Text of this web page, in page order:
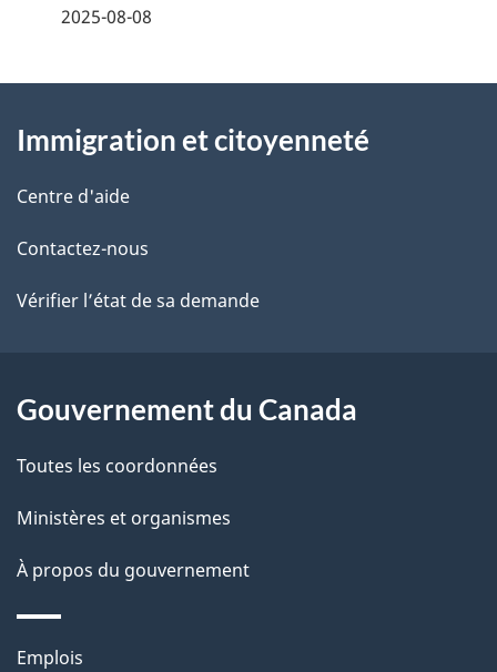
i
l
s
d
l
p
a
g
e
2025-08-08
propos
de
ce
site
Immigration et citoyenneté
Centre d'aide
Contactez-nous
Vérifier l’état de sa demande
Gouvernement du Canada
Toutes les coordonnées
Ministères et organismes
À propos du gouvernement
Thèmes
Emplois